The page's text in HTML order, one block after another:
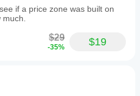
if a price zone was built on
$29
-35% $19